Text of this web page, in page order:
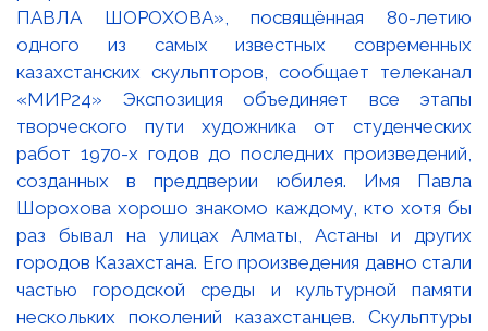
ПАВЛА ШОРОХОВА», посвящённая 80-летию
одного из самых известных современных
казахстанских скульпторов, сообщает телеканал
«МИР24» Экспозиция объединяет все этапы
творческого пути художника от студенческих
работ 1970-х годов до последних произведений,
созданных в преддверии юбилея. Имя Павла
Шорохова хорошо знакомо каждому, кто хотя бы
раз бывал на улицах Алматы, Астаны и других
городов Казахстана. Его произведения давно стали
частью городской среды и культурной памяти
нескольких поколений казахстанцев. Скульптуры